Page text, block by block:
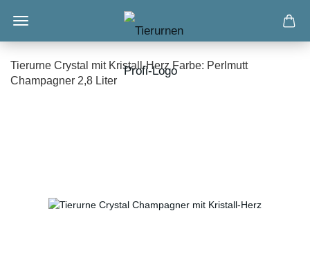
Tierurne Crystal mit Kristall-Herz Farbe: Perlmutt
Champagner 2,8 Liter